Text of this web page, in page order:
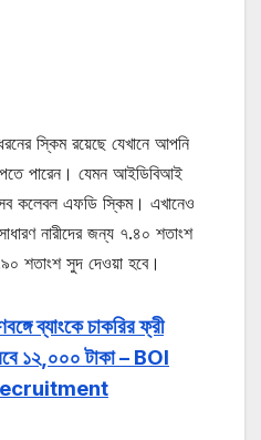
স্কিম রয়েছে যেখানে আপনি
পেতে পারেন। যেমন আইডিবিআই
কলেবল এফডি স্কিম। এখানেও
নারীদের জন্য ৭.৪০ শতাংশ
শতাংশ সুদ দেওয়া হবে।
ব্যাংকে চাকরির ফ্রী
১২,০০০ টাকা – BOI